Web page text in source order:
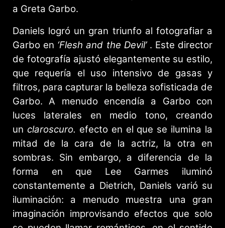
a Greta Garbo.
Daniels logró un gran triunfo al fotografiar a
Garbo en ‘Flesh and the Devil’. Este director
de fotografía ajustó elegantemente su estilo,
que requería el uso intensivo de gasas y
filtros, para capturar la belleza sofisticada de
Garbo. A menudo encendía a Garbo con
luces laterales en medio tono, creando
un claroscuro. efecto en el que se ilumina la
mitad de la cara de la actriz, la otra en
sombras. Sin embargo, a diferencia de la
forma en que Lee Garmes iluminó
constantemente a Dietrich, Daniels varió su
iluminación: a menudo muestra una gran
imaginación improvisando efectos que solo